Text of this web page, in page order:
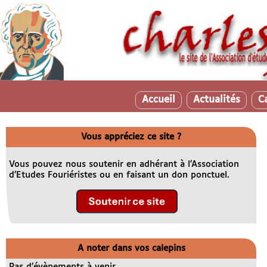
Accueil Actualités
Vous appréciez ce site ?
Vous pouvez nous soutenir en adhérant à l’Association
d’Etudes Fouriéristes ou en faisant un don ponctuel.
A noter dans vos calepins